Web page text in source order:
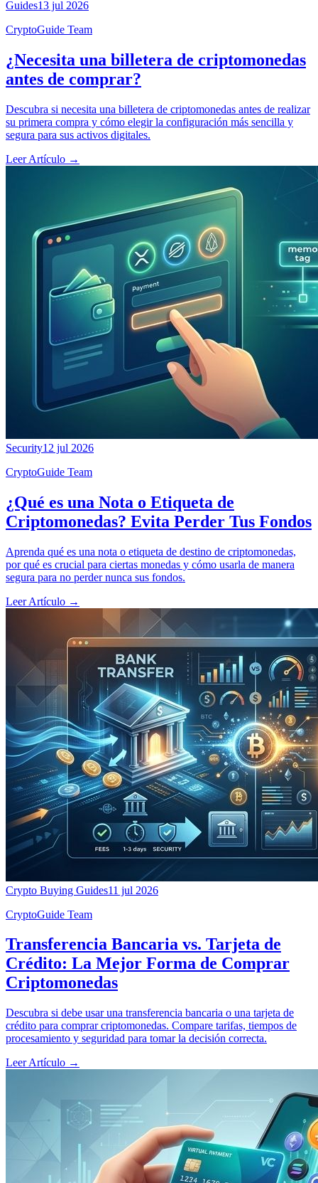
Guides13 jul 2026
CryptoGuide Team
¿Necesita una billetera de criptomonedas
antes de comprar?
Descubra si necesita una billetera de criptomonedas antes de realizar
su primera compra y cómo elegir la configuración más sencilla y
segura para sus activos digitales.
Leer Artículo →
Security12 jul 2026
CryptoGuide Team
¿Qué es una Nota o Etiqueta de
Criptomonedas? Evita Perder Tus Fondos
Aprenda qué es una nota o etiqueta de destino de criptomonedas,
por qué es crucial para ciertas monedas y cómo usarla de manera
segura para no perder nunca sus fondos.
Leer Artículo →
Crypto Buying Guides11 jul 2026
CryptoGuide Team
Transferencia Bancaria vs. Tarjeta de
Crédito: La Mejor Forma de Comprar
Criptomonedas
Descubra si debe usar una transferencia bancaria o una tarjeta de
crédito para comprar criptomonedas. Compare tarifas, tiempos de
procesamiento y seguridad para tomar la decisión correcta.
Leer Artículo →